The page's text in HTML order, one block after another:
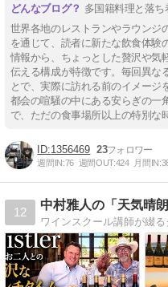
多国籍料理と落
世界各地のレストランやラウンジ
を通じて、読者に新たな飲食体験
情報から、ちょっとした贅沢や気
伝える構成が特徴です。毎回異な
とで、実際に訪れる前のイメージ
都会の喧騒の中にある安らぎの一
で、ただの食事場所以上の特別な
1356469 23
週間IN:76 週間OUT:424 月間IN:
12
中村雅人の「天気晴
ワインスクール講師が綴